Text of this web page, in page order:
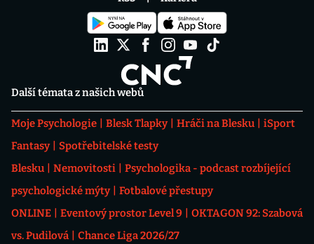
Další témata z našich webů
Moje Psychologie Blesk Tlapky Hráči na Blesku
iSport
Fantasy
Spotřebitelské testy
Blesku
Nemovitosti
Psychologika - podcast rozbíjející
psychologické mýty
Fotbalové přestupy
ONLINE
Eventový prostor Level 9
OKTAGON 92: Szabová
vs. Pudilová
Chance Liga 2026/27